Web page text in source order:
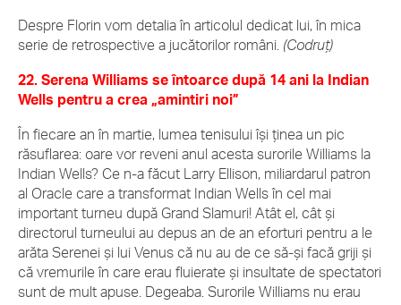
Despre Florin vom detalia în articolul dedicat lui, în mica
serie de retrospective a jucătorilor români. (Codruț)
22. Serena Williams se întoarce după 14 ani la Indian
Wells pentru a crea „amintiri noi”
În fiecare an în martie, lumea tenisului își ținea un pic
răsuflarea: oare vor reveni anul acesta surorile Williams la
Indian Wells? Ce n-a făcut Larry Ellison, miliardarul patron
al Oracle care a transformat Indian Wells în cel mai
important turneu după Grand Slamuri! Atât el, cât și
directorul turneului au depus an de an eforturi pentru a le
arăta Serenei și lui Venus că nu au de ce să-și facă griji și
că vremurile în care erau fluierate și insultate de spectatori
sunt de mult apuse. Degeaba. Surorile Williams nu erau